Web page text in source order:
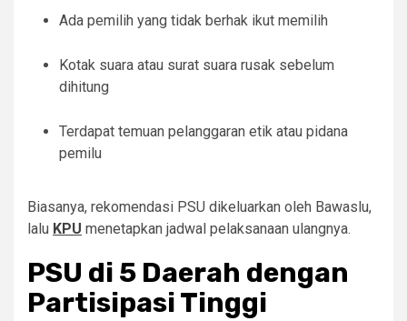
Ada pemilih yang tidak berhak ikut memilih
Kotak suara atau surat suara rusak sebelum
dihitung
Terdapat temuan pelanggaran etik atau pidana
pemilu
Biasanya, rekomendasi PSU dikeluarkan oleh Bawaslu,
lalu KPU menetapkan jadwal pelaksanaan ulangnya.
PSU di 5 Daerah dengan
Partisipasi Tinggi